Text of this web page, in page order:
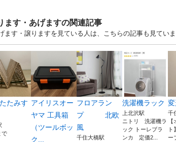
ます・あげますの関連記事
す・譲りますを見ている人は、こちらの記事も見ていま
たみす
で
アイリスオー
ヤマ 工具箱
（ツールボッ
ク...
フロアラン
プ 北欧
風
千住大橋駅
洗濯機ラック
上北沢駅
ニトリ 洗濯機ラ
ック トーレブラ
ンカ 定価2...
千
ト
ー